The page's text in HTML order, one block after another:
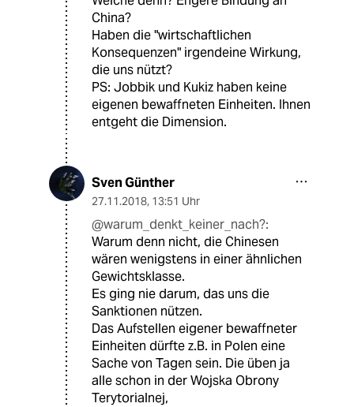
China?
Haben die "wirtschaftlichen
Konsequenzen" irgendeine Wirkung,
die uns nützt?
PS: Jobbik und Kukiz haben keine
eigenen bewaffneten Einheiten. Ihnen
entgeht die Dimension.
Sven Günther
27.11.2018, 13:51 Uhr
@warum_denkt_keiner_nach?:
Warum denn nicht, die Chinesen
wären wenigstens in einer ähnlichen
Gewichtsklasse.
Es ging nie darum, das uns die
Sanktionen nützen.
Das Aufstellen eigener bewaffneter
Einheiten dürfte z.B. in Polen eine
Sache von Tagen sein. Die üben ja
alle schon in der Wojska Obrony
Terytorialnej,